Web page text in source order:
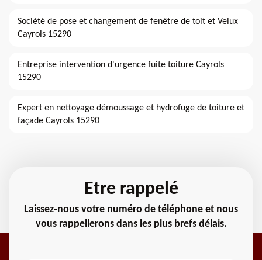
Société de pose et changement de fenêtre de toit et Velux
Cayrols 15290
Entreprise intervention d'urgence fuite toiture Cayrols
15290
Expert en nettoyage démoussage et hydrofuge de toiture et
façade Cayrols 15290
Etre rappelé
Laissez-nous votre numéro de téléphone et nous
vous rappellerons dans les plus brefs délais.